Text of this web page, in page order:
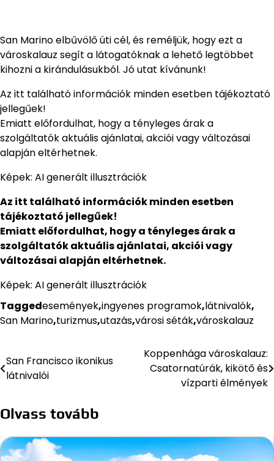
San Marino elbűvölő úti cél, és reméljük, hogy ezt a
városkalauz segít a látogatóknak a lehető legtöbbet
kihozni a kirándulásukból. Jó utat kívánunk!
Az itt található információk minden esetben tájékoztató
jellegűek!
Emiatt előfordulhat, hogy a tényleges árak a
szolgáltatók aktuális ajánlatai, akciói vagy változásai
alapján eltérhetnek.
Képek: AI generált illusztrációk
Az itt található információk minden esetben
tájékoztató jellegűek!
Emiatt előfordulhat, hogy a tényleges árak a
szolgáltatók aktuális ajánlatai, akciói vagy
változásai alapján eltérhetnek.
Képek: AI generált illusztrációk
Taggedesemények,ingyenes programok,látnivalók,
San Marino,turizmus,utazás,városi séták,városkalauz
Bejegyzés
navigáció
San Francisco ikonikus
látnivalói
Koppenhága városkalauz:
Csatornatúrák, kikötő és
vízparti élmények
Olvass tovább